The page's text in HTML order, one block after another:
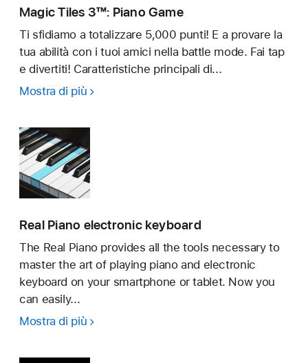
Magic Tiles 3™: Piano Game
Ti sfidiamo a totalizzare 5,000 punti! E a provare la
tua abilità con i tuoi amici nella battle mode. Fai tap
e divertiti! Caratteristiche principali di...
Mostra di più Magic
3™:
Game
Real Piano electronic keyboard
The Real Piano provides all the tools necessary to
master the art of playing piano and electronic
keyboard on your smartphone or tablet. Now you
can easily...
Mostra di più Real
electronic